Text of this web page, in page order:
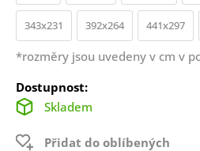
343x231 392x264 441x297
*rozměry jsou uvedeny v cm v
Dostupnost:
Skladem
Přidat do oblíbených